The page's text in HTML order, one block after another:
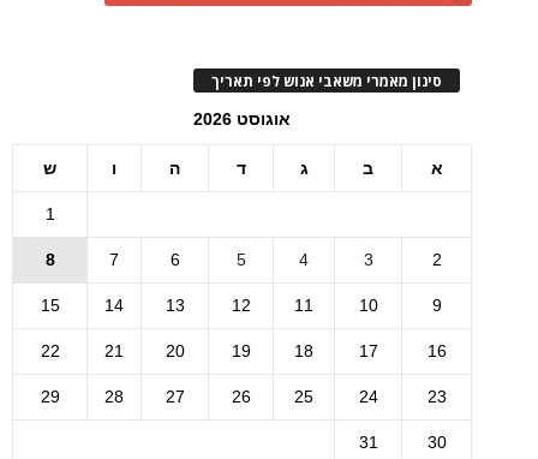
סינון מאמרי משאבי אנוש לפי תאריך
אוגוסט 2026
א ב ג ד ה ו ש
1
2
3
4
5
6
7
8
9
10
11
12
13
14
15
16
17
18
19
20
21
22
23
24
25
26
27
28
29
30
31